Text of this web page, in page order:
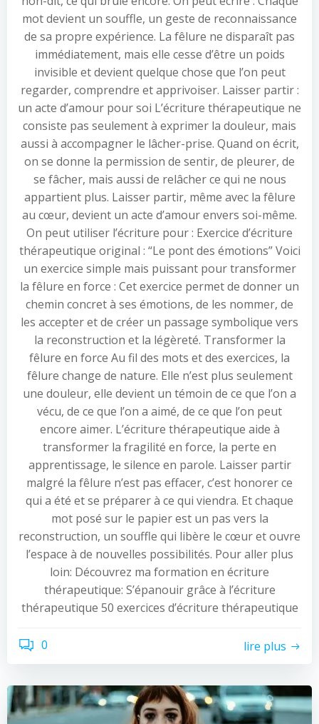
mot devient un souffle, un geste de reconnaissance
de sa propre expérience. La fêlure ne disparaît pas
immédiatement, mais elle cesse d’être un poids
invisible et devient quelque chose que l’on peut
regarder, comprendre et apprivoiser. Laisser partir :
un acte d’amour pour soi L’écriture thérapeutique ne
consiste pas seulement à exprimer la douleur, mais
aussi à accompagner le lâcher-prise. Quand on écrit,
on se donne la permission de sentir, de pleurer, de
se fâcher, mais aussi de relâcher ce qui ne nous
appartient plus. Laisser partir, même avec la fêlure
au cœur, devient un acte d’amour envers soi-même.
On peut utiliser l’écriture pour : Exercice d’écriture
thérapeutique original : “Le pont des émotions” Voici
un exercice simple mais puissant pour transformer
la fêlure en force : Cet exercice permet de donner un
chemin concret à ses émotions, de les nommer, de
les accepter et de créer un passage symbolique vers
la reconstruction et la légèreté. Transformer la
fêlure en force Au fil des mots et des exercices, la
fêlure change de nature. Elle n’est plus seulement
une douleur, elle devient un témoin de ce que l’on a
vécu, de ce que l’on a aimé, de ce que l’on peut
encore aimer. L’écriture thérapeutique aide à
transformer la fragilité en force, la perte en
apprentissage, le silence en parole. Laisser partir
malgré la fêlure n’est pas effacer, c’est honorer ce
qui a été et se préparer à ce qui viendra. Et chaque
mot posé sur le papier est un pas vers la
reconstruction, un souffle qui libère le cœur et ouvre
l’espace à de nouvelles possibilités. Pour aller plus
loin: Découvrez ma formation en écriture
thérapeutique: S’épanouir grâce à l’écriture
thérapeutique 50 exercices d’écriture thérapeutique
0 lire plus